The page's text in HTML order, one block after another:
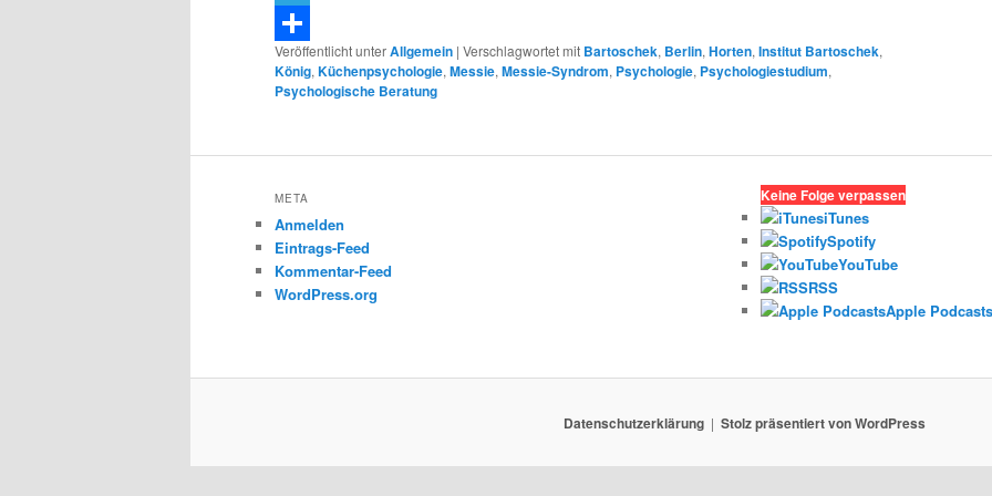
Telegram
Teilen
Veröffentlicht unterAllgemein | Verschlagwortet mit Bartoschek, Berlin,Horten,Institut Bartoschek,
König,Küchenpsychologie,Messie,Messie-Syndrom, Psychologie, Psychologiestudium,
Psychologische Beratung
META
Anmelden
Eintrags-Feed
Kommentar-Feed
WordPress.org
Keine Folge verpassen
iTunes
Spotify
YouTube
RSS
Apple
Datenschutzerklärung Stolz präsentiert von WordPress